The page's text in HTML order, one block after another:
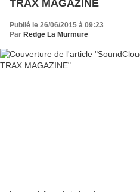
TRAX MAGAZINE
Publié le 26/06/2015 à 09:23
Par Redge La Murmure